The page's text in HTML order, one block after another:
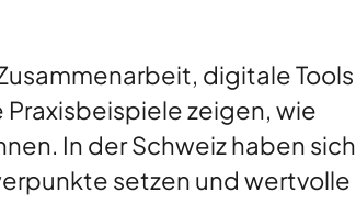
digitale Tools
zeigen, wie
In der Schweiz haben sich
setzen und wertvolle